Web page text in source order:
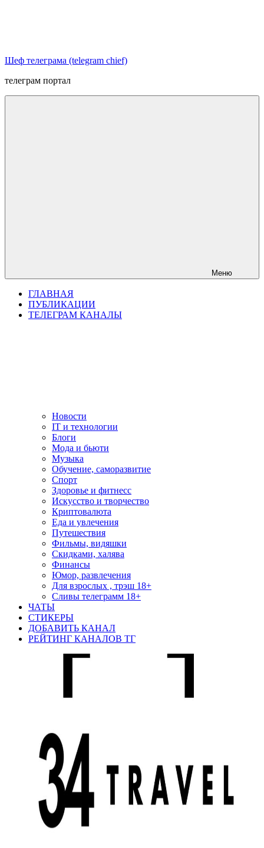
Шеф телеграма (telegram chief)
телеграм портал
Меню
ГЛАВНАЯ
ПУБЛИКАЦИИ
ТЕЛЕГРАМ КАНАЛЫ
Новости
IT и технологии
Блоги
Мода и бьюти
Музыка
Обучение, саморазвитие
Спорт
Здоровье и фитнесс
Искусство и творчество
Криптовалюта
Еда и увлечения
Путешествия
Фильмы, видяшки
Скидками, халява
Финансы
Юмор, развлечения
Для взрослых , трэш 18+
Сливы телеграмм 18+
ЧАТЫ
СТИКЕРЫ
ДОБАВИТЬ КАНАЛ
РЕЙТИНГ КАНАЛОВ ТГ